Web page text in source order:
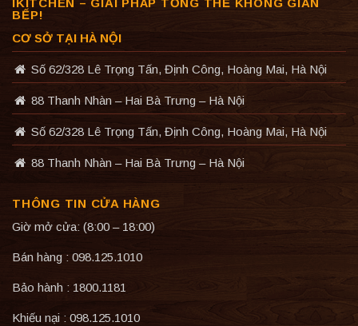
BẾP!
CƠ SỞ TẠI HÀ NỘI
Số 62/328 Lê Trọng Tấn, Định Công, Hoàng Mai, Hà Nội
88 Thanh Nhàn – Hai Bà Trưng – Hà Nội
Số 62/328 Lê Trọng Tấn, Định Công, Hoàng Mai, Hà Nội
88 Thanh Nhàn – Hai Bà Trưng – Hà Nội
THÔNG TIN CỬA HÀNG
Giờ mở cửa: (8:00 – 18:00)
Bán hàng : 098.125.1010
Bảo hành : 1800.1181
Khiếu nại : 098.125.1010